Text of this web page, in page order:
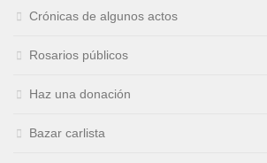
Crónicas de algunos actos
Rosarios públicos
Haz una donación
Bazar carlista